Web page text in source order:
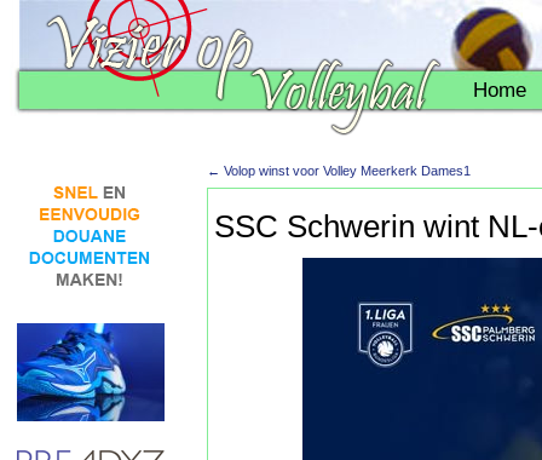
Home
← Volop winst voor Volley Meerkerk Dames1
SSC Schwerin wint